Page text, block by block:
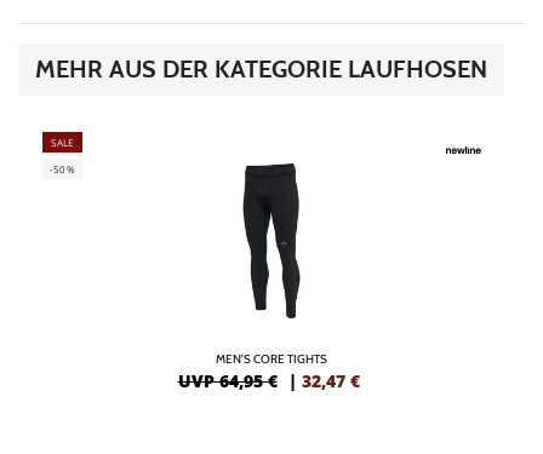
MEHR AUS DER KATEGORIE LAUFHOSEN
SALE
-50%
MEN'S CORE TIGHTS
UVP 64,95 € | 32,47 €